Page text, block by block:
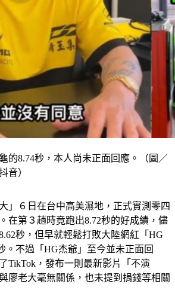
音）
在第３趟時竟跑出8.72秒的好成績，儘
秒，但早就輕鬆打敗大陸網紅「HG
。不過「HG杰爺」至今並未正面回
TikTok，發布一則最新影片「不演
廖老大毫無關係，也未提到捐錢等相關